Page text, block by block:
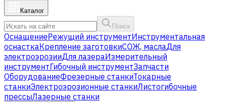
Каталог
Поиск
ОснащениеРежущий инструментИнструментальная
оснасткаКрепление заготовкиСОЖ, маслаДля
электроэрозииДля лазераИзмерительный
инструментГибочный инструментЗапчасти
ОборудованиеФрезерные станкиТокарные
станкиЭлектроэрозионные станкиЛистогибочные
прессыЛазерные станки